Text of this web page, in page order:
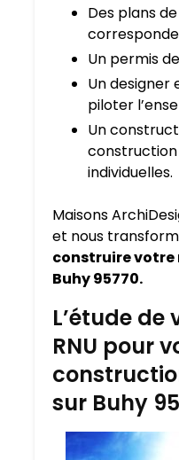
Des plans
Un permis
Un
piloter
Un
individuelles.
Maisons
et nous
construire votre
Buhy 95770.
L’étude de
RNU pour
sur Buhy